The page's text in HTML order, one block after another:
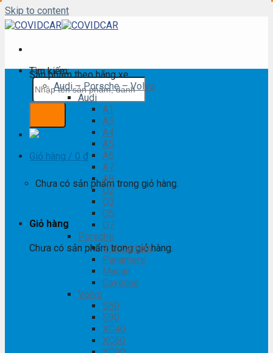
Skip to content
Tìm kiếm:
Giỏ hàng / 0 ₫
Chưa có sản phẩm trong giỏ hàng.
Giỏ hàng
Chưa có sản phẩm trong giỏ hàng.
Sản phẩm theo hãng xe
Audi – Porsche – Volvo
Audi
A1
A3
A4
A5
A6
A7
A8
Q2
Q3
Q5
Q7
Porsche
911 Carrera
Panamera
Macan
Cayenne
Volvo
S60
S90
XC40
XC60